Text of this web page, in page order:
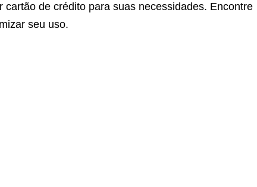
de crédito para suas necessidades. Encontre
seu uso.